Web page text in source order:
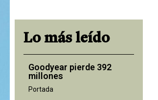
Lo más leído
Goodyear pierde 392
millones
Portada